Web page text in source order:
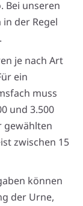
Bei unseren
der Regel
je nach Art
ein
muss
und 3.500
gewählten
zwischen 15
können
der Urne,